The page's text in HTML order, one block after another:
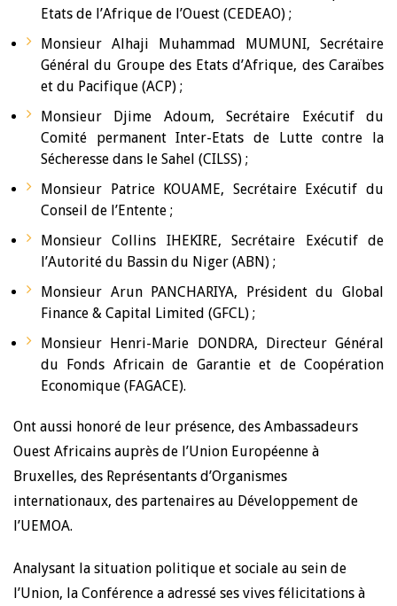
Etats de l’Afrique de l’Ouest (CEDEAO) ;
Monsieur Alhaji Muhammad MUMUNI, Secrétaire
Général du Groupe des Etats d’Afrique, des Caraïbes
et du Pacifique (ACP) ;
Monsieur Djime Adoum, Secrétaire Exécutif du
Comité permanent Inter-Etats de Lutte contre la
Sécheresse dans le Sahel (CILSS) ;
Monsieur Patrice KOUAME, Secrétaire Exécutif du
Conseil de l’Entente ;
Monsieur Collins IHEKIRE, Secrétaire Exécutif de
l’Autorité du Bassin du Niger (ABN) ;
Monsieur Arun PANCHARIYA, Président du Global
Finance & Capital Limited (GFCL) ;
Monsieur Henri-Marie DONDRA, Directeur Général
du Fonds Africain de Garantie et de Coopération
Economique (FAGACE).
Ont aussi honoré de leur présence, des Ambassadeurs
Ouest Africains auprès de l’Union Européenne à
Bruxelles, des Représentants d’Organismes
internationaux, des partenaires au Développement de
l’UEMOA.
Analysant la situation politique et sociale au sein de
l’Union, la Conférence a adressé ses vives félicitations à